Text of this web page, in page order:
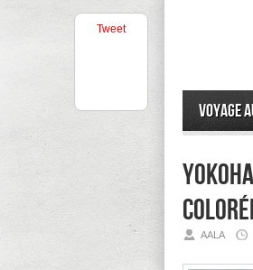
Voyage
AALA
Tweet